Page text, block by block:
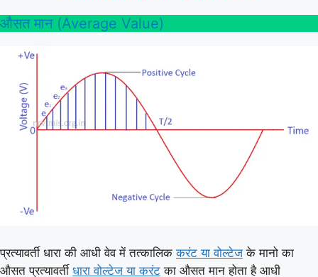
औसत मान (Average Value)
प्रत्यावर्ती धारा की आधी वेव में तत्कालिककरंट या वोल्टेज के मानो का
औसत प्रत्यावर्ती धारा वोल्टेज या करंट का औसत मान होता है आधी